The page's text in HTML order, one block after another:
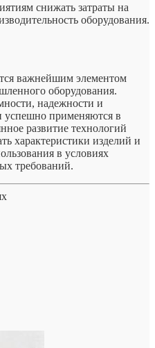
снижать затраты на
оборудования.
важнейшим элементом
оборудования.
надежности и
успешно применяются в
развитие технологий
характеристики изделий и
в условиях
требований.